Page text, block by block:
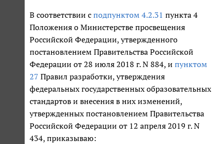
В соответствии с подпунктом 4.2.31 пункта 4
Положения о Министерстве просвещения
Российской Федерации, утвержденного
постановлением Правительства Российской
Федерации от 28 июля 2018 г. N 884, и пунктом
27 Правил разработки, утверждения
федеральных государственных образовательных
стандартов и внесения в них изменений,
утвержденных постановлением Правительства
Российской Федерации от 12 апреля 2019 г. N
434, приказываю: